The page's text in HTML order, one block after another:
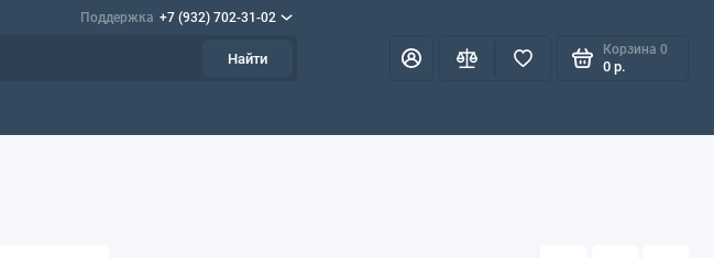
Поддержка +7 (932) 702-31-02
Найти
Корзина 0
0 р.